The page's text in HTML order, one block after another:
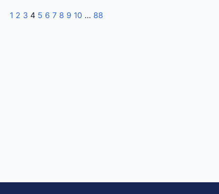
1 2 3 4 5 6 7 8 9 10 … 88